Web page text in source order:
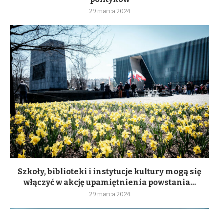
29 marca 2024
Szkoły, biblioteki i instytucje kultury mogą się
włączyć w akcję upamiętnienia powstania...
29 marca 2024